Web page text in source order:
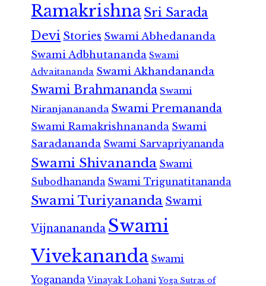
RamakrishnaSri Sarada
Devi Stories Swami Abhedananda
Swami Adbhutananda Swami
Advaitananda Swami Akhandananda
Swami Brahmananda Swami
Niranjanananda Swami Premananda
Swami Ramakrishnananda Swami
Saradananda Swami Sarvapriyananda
Swami Shivananda Swami
Subodhananda Swami Trigunatitananda
Swami Turiyananda Swami
Vijnanananda Swami
Vivekananda Swami
Yogananda Vinayak Lohani Yoga Sutras of